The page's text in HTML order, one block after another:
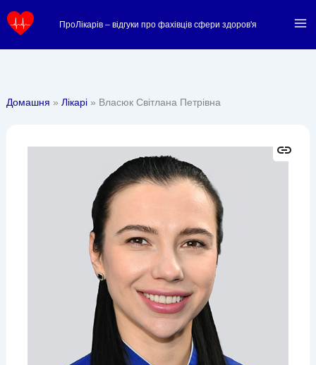
до
ПроЛікарів – відгуки про фахівців сфери здоров'я
Домашня Лікарі Власюк Світлана Петрівна